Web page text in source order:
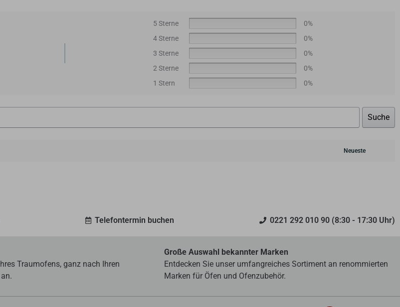
5 Sterne
0%
4 Sterne
0%
3 Sterne
0%
2 Sterne
0%
1 Stern
0%
Suche
Telefontermin buchen 0221 292 010 90 (8:30 - 17:30 Uhr)
Traumofens, ganz nach Ihren
Große Auswahl bekannter Marken
Entdecken Sie unser umfangreiches Sortiment an renommierten
Marken für Öfen und Ofenzubehör.